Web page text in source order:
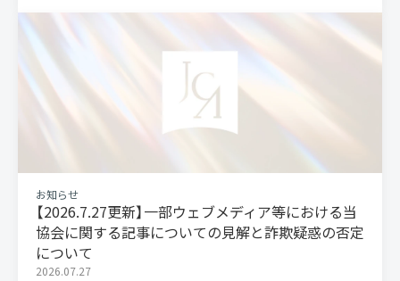
お知らせ
【2026.7.27更新】一部ウェブメディア等における当
協会に関する記事についての見解と詐欺疑惑の否定
について
2026.07.27